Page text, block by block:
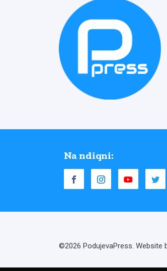
Na ndiqni:
©2026 PodujevaPress. Website